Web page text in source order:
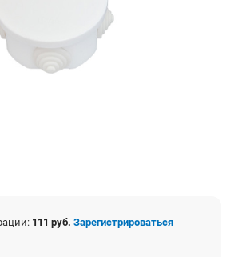
111 руб. Зарегистрироваться